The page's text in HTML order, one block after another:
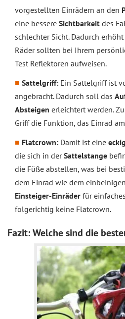
vorgestellten Einrädern an den
eine bessere Sichtbarkeit des
schlechter Sicht. Dadurch
Räder sollten bei Ihrem
Test Reflektoren aufweisen.
Sattelgriff: Ein Sattelgriff ist
angebracht. Dadurch soll das
Absteigen erleichtert werden.
Griff die Funktion, das Einrad
Flatcrown: Damit ist eine
die sich in derSattelstange
die Füße abstellen, was bei
dem Einrad wie dem
Einsteiger-Einräder für
folgerichtig keine Flatcrown.
Fazit: Welche sind die